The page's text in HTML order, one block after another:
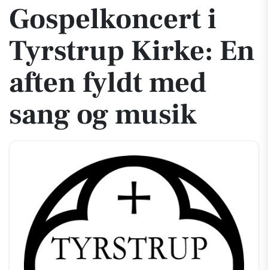
Gospelkoncert i
Tyrstrup Kirke: En
aften fyldt med
sang og musik